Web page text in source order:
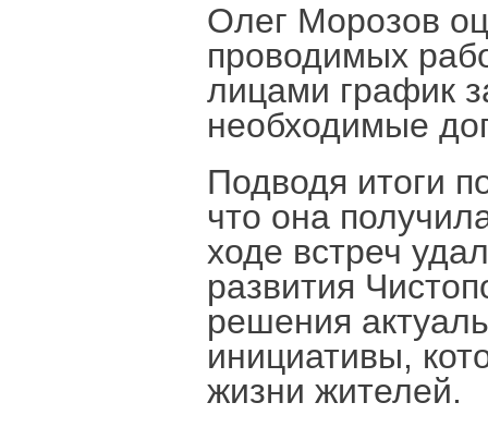
Олег Морозов
проводимых
лицами график
необходимые
Подводя итоги
что она
ходе встреч
развития
решения
инициативы,
жизни жителей.